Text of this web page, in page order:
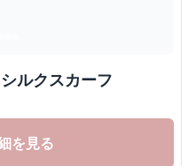
ルクスカーフ
を見る